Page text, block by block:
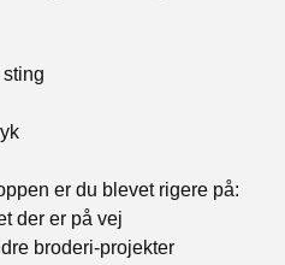
er du blevet rigere på:
der er på vej
broderi-projekter